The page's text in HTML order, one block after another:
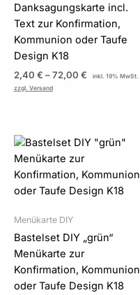
Danksagungskarte incl.
Text zur Konfirmation,
Kommunion oder Taufe
Design K18
2,40 € –72,00 €
inkl. 19% MwSt.
zzgl. Versand
Menükarte DIY
Bastelset DIY „grün“
Menükarte zur
Konfirmation, Kommunion
oder Taufe Design K18
Preisspanne:
2,85 €
42,00 €